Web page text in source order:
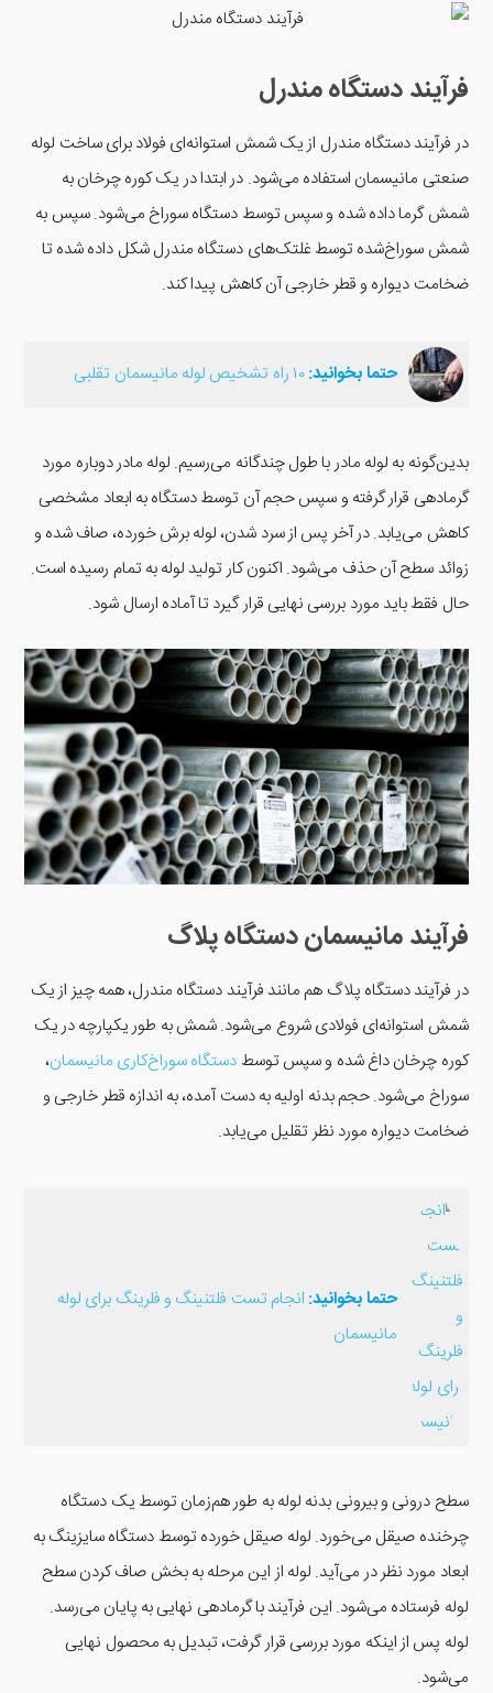
فرآیند دستگاه مندرل
در فرآیند دستگاه مندرل از یک شمش استوانه‌ای فولاد برای ساخت لوله
صنعتی مانیسمان استفاده می‌شود. در ابتدا در یک کوره چرخان به
شمش گرما داده شده و سپس توسط دستگاه سوراخ می‌شود. سپس به
شمش سوراخ‌شده توسط غلتک‌های دستگاه مندرل شکل داده شده تا
ضخامت دیواره و قطر خارجی آن کاهش پیدا ‌کند.
حتما بخوانید:۱۰ راه تشخیص لوله مانیسمان تقلبی
بدین‌گونه به لوله مادر با طول چندگانه می‌رسیم. لوله مادر دوباره مورد
گرمادهی قرار گرفته و سپس حجم آن توسط دستگاه به ابعاد مشخصی
کاهش می‌یابد. در آخر پس از سرد شدن، لوله برش خورده، صاف شده و
زوائد سطح آن حذف می‌شود. اکنون کار تولید لوله به تمام رسیده است.
حال فقط باید مورد بررسی نهایی قرار گیرد تا آماده ارسال شود.
فرآیند مانیسمان دستگاه پلاگ
در فرآیند دستگاه پلاگ هم مانند فرآیند دستگاه مندرل، همه چیز از یک
شمش استوانه‌ای فولادی شروع می‌شود. شمش به طور یکپارچه در یک
کوره چرخان داغ شده و سپس توسط دستگاه سوراخ‌کاری مانیسمان،
سوراخ می‌شود. حجم بدنه اولیه به دست آمده، به اندازه قطر خارجی و
ضخامت دیواره مورد نظر تقلیل می‌یابد.
حتما بخوانید: انجام تست فلتنینگ و فلرینگ برای لوله
مانیسمان
سطح درونی و بیرونی بدنه لوله به طور هم‌زمان توسط یک دستگاه
چرخنده صیقل می‌خورد. لوله صیقل خورده توسط دستگاه سایزینگ به
ابعاد مورد نظر در می‌آید. لوله از این مرحله به بخش صاف کردن سطح
لوله فرستاده می‌شود. این فرآیند با گرمادهی نهایی به پایان می‌رسد.
لوله پس از اینکه مورد بررسی قرار گرفت، تبدیل به محصول نهایی
می‌شود.